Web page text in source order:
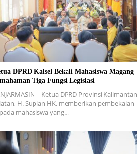
DPRD Kalsel Bekali Mahasiswa Magang
Tiga Fungsi Legislasi
– Ketua DPRD Provinsi Kalimantan
H. Supian HK, memberikan pembekalan
mahasiswa yang…